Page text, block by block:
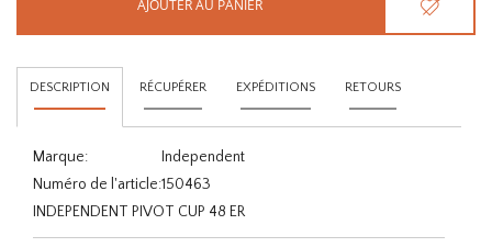
AJOUTER AU PANIER
DESCRIPTION RÉCUPÉRER EXPÉDITIONS RETOURS
Marque:
Independent
Numéro de l'article:150463
INDEPENDENT PIVOT CUP 48 ER